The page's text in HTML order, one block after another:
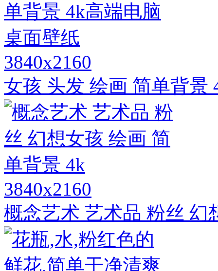
3840x2160
女孩 头发 绘画 简单背景
3840x2160
概念艺术 艺术品 粉丝 幻